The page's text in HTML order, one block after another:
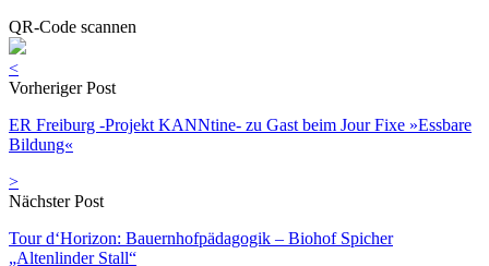
QR-Code scannen
<
Vorheriger Post
ER Freiburg -Projekt KANNtine- zu Gast beim Jour Fixe »Essbare
Bildung«
>
Nächster Post
Tour d‘Horizon: Bauernhofpädagogik – Biohof Spicher
„Altenlinder Stall“